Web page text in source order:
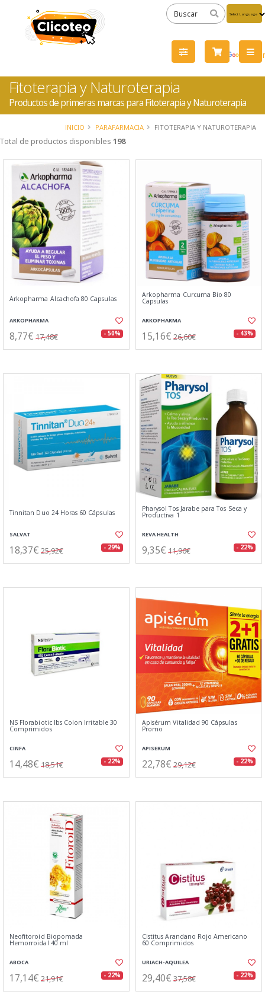
by
Fitoterapia y Naturoterapia
Productos de primeras marcas para Fitoterapia y Naturoterapia
INICIO PARAFARMACIA FITOTERAPIA Y NATUROTERAPIA
Total de productos disponibles 198
Arkopharma Alcachofa 80 Capsulas
ARKOPHARMA
8,77€ 17,48€ - 50%
Arkopharma Curcuma Bio 80
Capsulas
ARKOPHARMA
15,16€ 26,60€ - 43%
Tinnitan Duo 24 Horas 60 Cápsulas
SALVAT
18,37€ 25,92€ - 29%
Pharysol Tos Jarabe para Tos Seca y
Productiva 1
REVA HEALTH
9,35€ 11,96€ - 22%
NS Florabiotic Ibs Colon Irritable 30
Comprimidos
CINFA
14,48€ 18,51€ - 22%
Apisérum Vitalidad 90 Cápsulas
Promo
APISERUM
22,78€ 29,12€ - 22%
Neofitoroid Biopomada
Hemorroidal 40 ml
ABOCA
17,14€ 21,91€ - 22%
Cistitus Arandano Rojo Americano
60 Comprimidos
URIACH-AQUILEA
29,40€ 37,58€ - 22%